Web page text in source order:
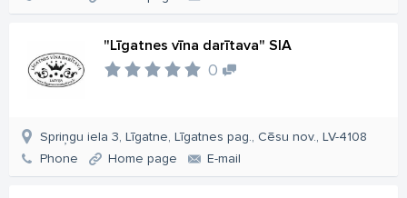
"Līgatnes vīna darītava" SIA
0
Spriņgu iela 3, Līgatne, Līgatnes pag., Cēsu nov., LV-4108
Phone
Home page E-mail